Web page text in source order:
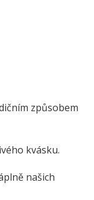
způsobem
kvásku.
našich